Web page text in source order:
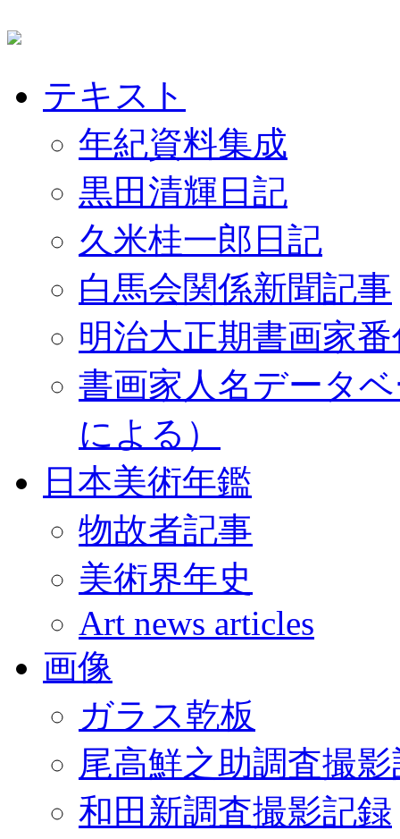
テキスト
年紀資料集成
黒田清輝日記
久米桂一郎日記
白馬会関係新聞記事
明治大正期書画家
書画家人名データ
による）
日本美術年鑑
物故者記事
美術界年史
Art news articles
画像
ガラス乾板
尾高鮮之助調査撮
和田新調査撮影記録